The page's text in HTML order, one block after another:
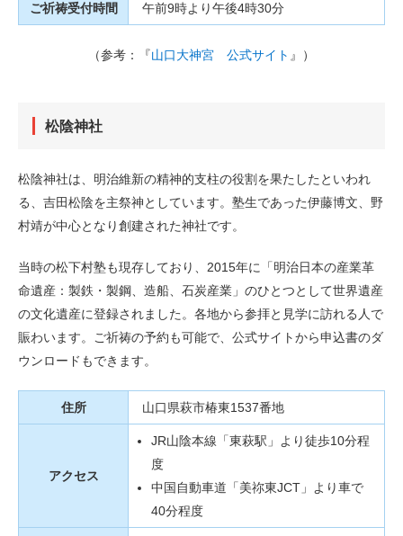
ご祈祷受付時間 午前9時より午後4時30分
（参考：『山口大神宮 公式サイト 』）
松陰神社
松陰神社は、明治維新の精神的支柱の役割を果たしたといわれ
る、吉田松陰を主祭神としています。塾生であった伊藤博文、野
村靖が中心となり創建された神社です。
当時の松下村塾も現存しており、2015年に「明治日本の産業革
命遺産：製鉄・製鋼、造船、石炭産業」のひとつとして世界遺産
の文化遺産に登録されました。各地から参拝と見学に訪れる人で
賑わいます。ご祈祷の予約も可能で、公式サイトから申込書のダ
ウンロードもできます。
住所 山口県萩市椿東1537番地
アクセス
JR山陰本線「東萩駅」より徒歩10分程
度
中国自動車道「美祢東JCT」より車で
40分程度